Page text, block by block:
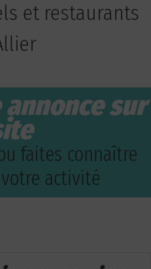
et restaurants
sur
faites connaître
votre activité